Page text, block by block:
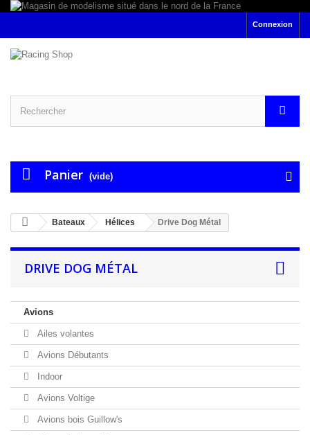
Connexion
Panier (vide)
Bateaux Hélices Drive Dog Métal
DRIVE DOG MÉTAL
Avions
Ailes volantes
Avions Débutants
Indoor
Avions Voltige
Avions bois Guillow's